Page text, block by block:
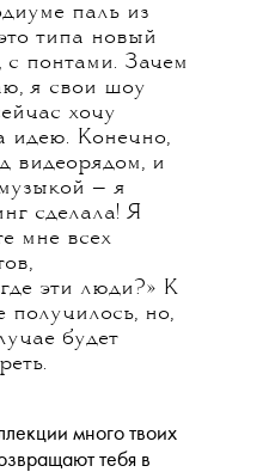
паль из
типа новый
с понтами. Зачем
я свои шоу
хочу
идею. Конечно,
видеорядом, и
— я
сделала! Я
мне всех
эти люди?» К
получилось, но,
будет
много твоих
тебя в